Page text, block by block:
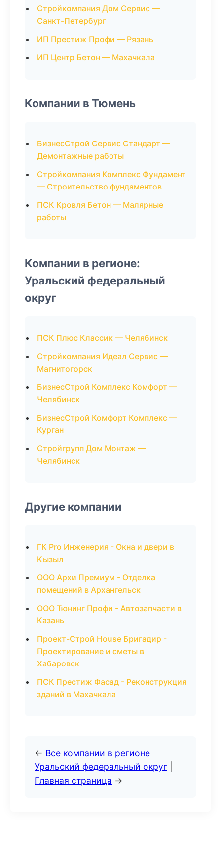
Стройкомпания Дом Сервис —
Санкт-Петербург
ИП Престиж Профи — Рязань
ИП Центр Бетон — Махачкала
Компании в Тюмень
БизнесСтрой Сервис Стандарт —
Демонтажные работы
Стройкомпания Комплекс Фундамент
— Строительство фундаментов
ПСК Кровля Бетон — Малярные
работы
Компании в регионе:
Уральский федеральный
округ
ПСК Плюс Классик — Челябинск
Стройкомпания Идеал Сервис —
Магнитогорск
БизнесСтрой Комплекс Комфорт —
Челябинск
БизнесСтрой Комфорт Комплекс —
Курган
Стройгрупп Дом Монтаж —
Челябинск
Другие компании
ГК Pro Инженерия - Окна и двери в
Кызыл
ООО Архи Премиум - Отделка
помещений в Архангельск
ООО Тюнинг Профи - Автозапчасти в
Казань
Проект-Строй House Бригадир -
Проектирование и сметы в
Хабаровск
ПСК Престиж Фасад - Реконструкция
зданий в Махачкала
← Все компании в регионе
Уральский федеральный округ
Главная страница →